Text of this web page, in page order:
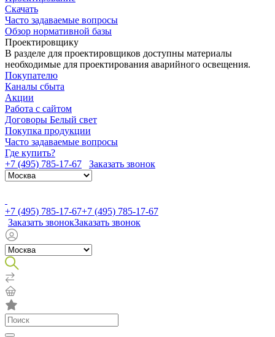
Скачать
Часто задаваемые вопросы
Обзор нормативной базы
Проектировщику
В разделе для проектировщиков доступны материалы
необходимые для проектирования аварийного освещения.
Покупателю
Каналы сбыта
Акции
Работа с сайтом
Договоры Белый свет
Покупка продукции
Часто задаваемые вопросы
Где купить?
+7 (495) 785-17-67
Заказать звонок
+7 (495) 785-17-67+7 (495) 785-17-67
Заказать звонокЗаказать звонок